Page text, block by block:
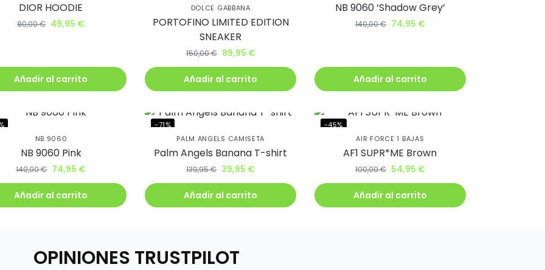
DIOR HOODIE
80,00€ 49,95 €
Añadir al carrito
DOLCE GABBANA
PORTOFINO LIMITED EDITION
SNEAKER
150,00€ 89,95 €
Añadir al carrito
NB 9060 ‘Shadow Grey’
140,00€ 74,95 €
Añadir al carrito
NB 9060
NB 9060 Pink
140,00€ 74,95 €
Añadir al carrito
-71%
PALM ANGELS CAMISETA
Palm Angels Banana T-shirt
139,95€ 39,95 €
Añadir al carrito
-45%
AIR FORCE 1 BAJAS
AF1 SUPR*ME Brown
100,00€ 54,95 €
Añadir al carrito
OPINIONES TRUSTPILOT
mi descuento